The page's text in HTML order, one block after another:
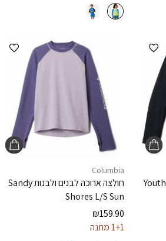
הוספה למועדפים
Youth
Columbia
חולצה ארוכה לבנים ולבנותSandy
Shores L/S Sun
₪159.90
1+1 מתנה